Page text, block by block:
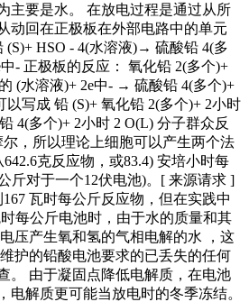
主要是水。 在放电过程是通过从所
动回在正极板在外部电路中的单元
(S)+ HSO - 4(水溶液)→ 硫酸铅 4(多
- 正极板的反应： 氧化铅 2(多个)+
(水溶液)+ 2e中- → 硫酸铅 4(多个)+
以写成 铅 (S)+ 氧化铅 2(多个)+ 2小时
4(多个)+ 2小时 2 O(L) 分子群众反
尔，所以理论上细胞可以产生两个法
克反应物，或83.4) 安培小时每
斤对于一个12伏电池)。[ 来源请求 ]
瓦时每公斤反应物，但在实践中
每公斤电池时，由于水的质量和其
压产生氧和氢的气相电解的水 ，这
护的铅酸电池要求的已丢失的任何
。 由于凝固点降低电解质，在电池
电解质更可能当放电时的冬季冻结。